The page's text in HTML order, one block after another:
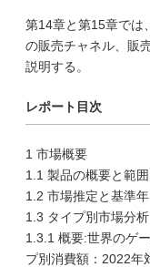
第14章と第15章では
の販売チャネル、販
説明する。
レポート目次
1 市場概要
1.1 製品の概要と範囲
1.2 市場推定と基準年
1.3 タイプ別市場分析
1.3.1 概要:世界のゲ
プ別消費額：2022年